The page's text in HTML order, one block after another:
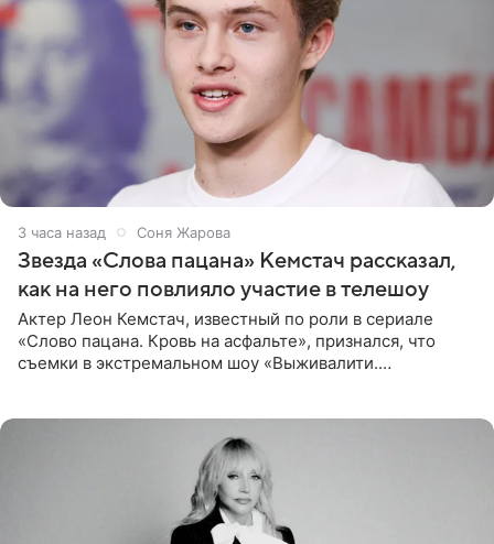
3 часа назад Соня Жарова
Звезда «Слова пацана» Кемстач рассказал,
как на него повлияло участие в телешоу
Актер Леон Кемстач, известный по роли в сериале
«Слово пацана. Кровь на асфальте», признался, что
съемки в экстремальном шоу «Выживалити.